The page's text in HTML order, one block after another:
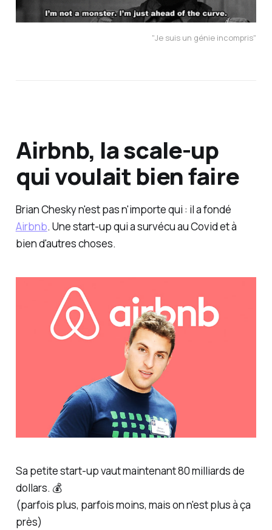
"Je suis un génie incompris"
Airbnb, la scale-up
qui voulait bien faire
Brian Chesky n'est pas n'importe qui : il a fondé
Airbnb. Une start-up qui a survécu au Covid et à
bien d'autres choses.
Sa petite start-up vaut maintenant 80 milliards de
dollars. 💰
(parfois plus, parfois moins, mais on n'est plus à ça
près)